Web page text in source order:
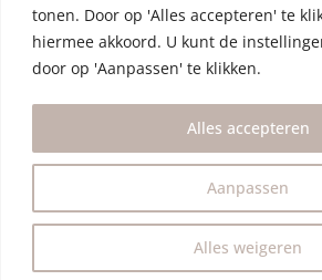
tonen. Door op 'Alles accepteren' te
hiermee akkoord. U kunt de
door op 'Aanpassen' te klikken.
Aanpassen
Alles weigeren
Alles accepteren